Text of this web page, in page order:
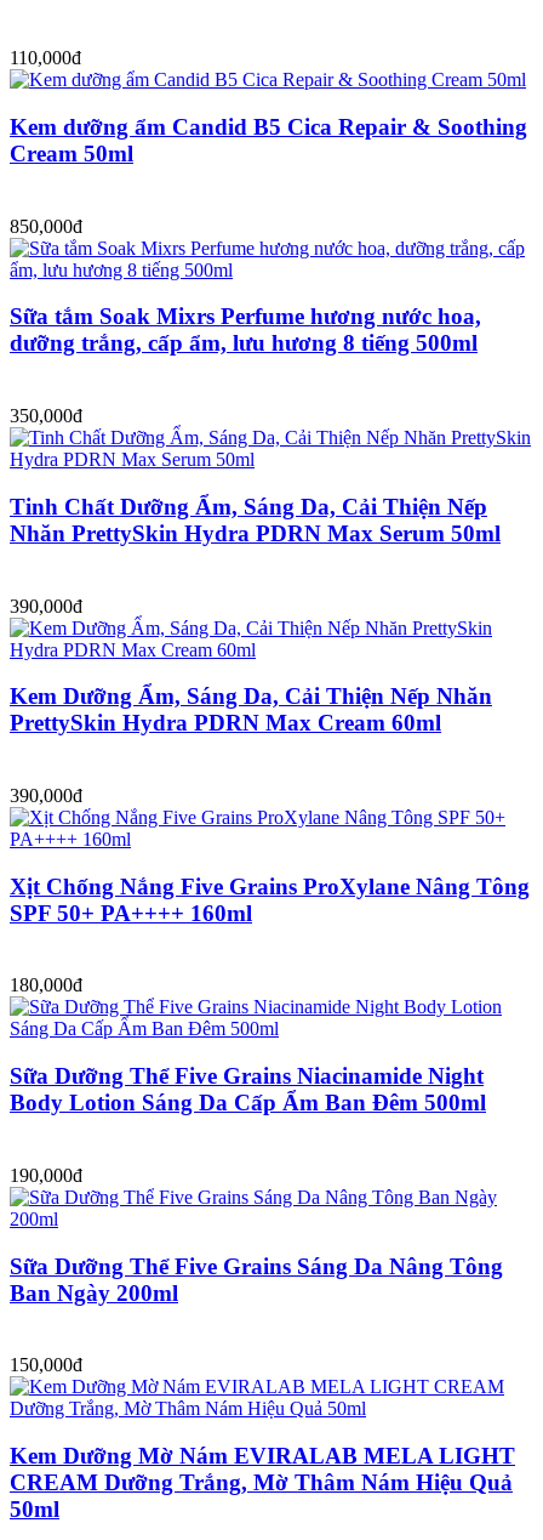
110,000đ
Kem dưỡng ẩm Candid B5 Cica Repair & Soothing
Cream 50ml
850,000đ
Sữa tắm Soak Mixrs Perfume hương nước hoa,
dưỡng trắng, cấp ẩm, lưu hương 8 tiếng 500ml
350,000đ
Tinh Chất Dưỡng Ẩm, Sáng Da, Cải Thiện Nếp
Nhăn PrettySkin Hydra PDRN Max Serum 50ml
390,000đ
Kem Dưỡng Ẩm, Sáng Da, Cải Thiện Nếp Nhăn
PrettySkin Hydra PDRN Max Cream 60ml
390,000đ
Xịt Chống Nắng Five Grains ProXylane Nâng Tông
SPF 50+ PA++++ 160ml
180,000đ
Sữa Dưỡng Thể Five Grains Niacinamide Night
Body Lotion Sáng Da Cấp Ẩm Ban Đêm 500ml
190,000đ
Sữa Dưỡng Thể Five Grains Sáng Da Nâng Tông
Ban Ngày 200ml
150,000đ
Kem Dưỡng Mờ Nám EVIRALAB MELA LIGHT
CREAM Dưỡng Trắng, Mờ Thâm Nám Hiệu Quả
50ml